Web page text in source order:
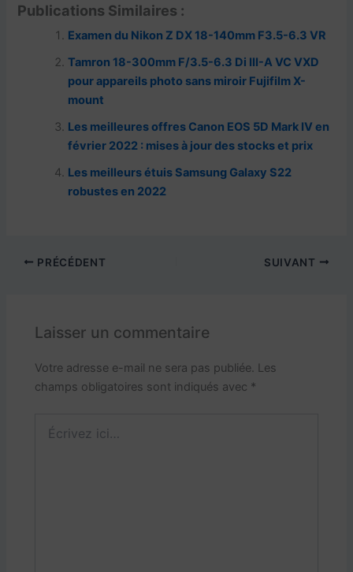
c
e
b
o
at
s
A
p
p
itt
er
e
gr
a
m
a
p
c
h
at
g
er
Publications Similaires :
Examen du Nikon Z DX 18-140mm F3.5-6.3 VR
Tamron 18-300mm F/3.5-6.3 Di III-A VC VXD
pour appareils photo sans miroir Fujifilm X-
mount
Les meilleures offres Canon EOS 5D Mark IV en
février 2022 : mises à jour des stocks et prix
Les meilleurs étuis Samsung Galaxy S22
robustes en 2022
PRÉCÉDENT SUIVANT
Laisser un commentaire
Votre adresse e-mail ne sera pas publiée. Les
champs obligatoires sont indiqués avec *
ici…